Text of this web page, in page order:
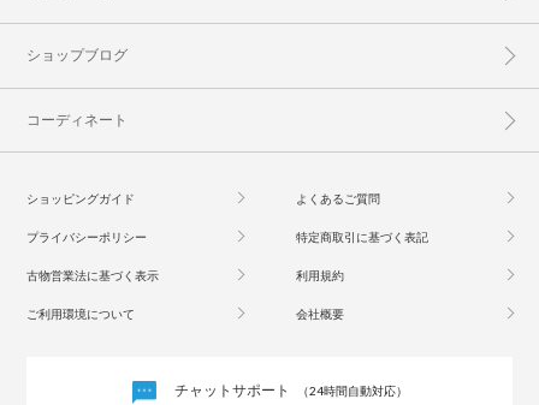
ショップブログ
コーディネート
ショッピングガイド よくあるご質問
プライバシーポリシー 特定商取引に基づく表記
古物営業法に基づく表示 利用規約
ご利用環境について 会社概要
チャットサポート （24時間自動対応）